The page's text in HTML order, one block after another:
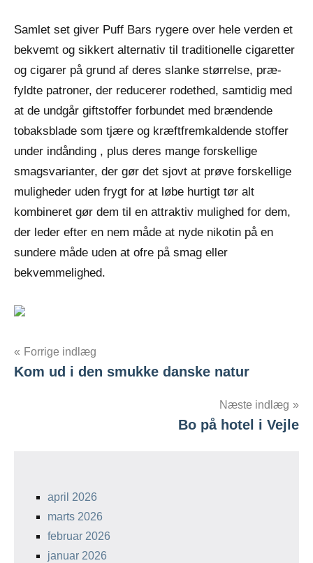
Samlet set giver Puff Bars rygere over hele verden et
bekvemt og sikkert alternativ til traditionelle cigaretter
og cigarer på grund af deres slanke størrelse, præ-
fyldte patroner, der reducerer rodethed, samtidig med
at de undgår giftstoffer forbundet med brændende
tobaksblade som tjære og kræftfremkaldende stoffer
under indånding , plus deres mange forskellige
smagsvarianter, der gør det sjovt at prøve forskellige
muligheder uden frygt for at løbe hurtigt tør alt
kombineret gør dem til en attraktiv mulighed for dem,
der leder efter en nem måde at nyde nikotin på en
sundere måde uden at ofre på smag eller
bekvemmelighed.
Indlægsnavigation
Forrige indlæg
Kom ud i den smukke danske natur
Næste indlæg
Bo på hotel i Vejle
april 2026
marts 2026
februar 2026
januar 2026